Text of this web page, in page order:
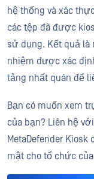
hệ thống và xác
các tệp đã được
sử dụng. Kết quả là
nhiệm được xác
tảng nhất quán để
Bạn có muốn xem
của bạn? Liên hệ
MetaDefender
mật cho tổ chức